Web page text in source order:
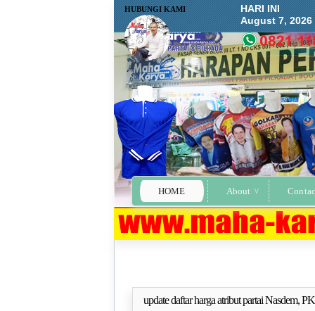
HOME About
HUBUNGI KAMI
HARI INI
August 7, 2026
update daftar harga atribut partai Nasdem,